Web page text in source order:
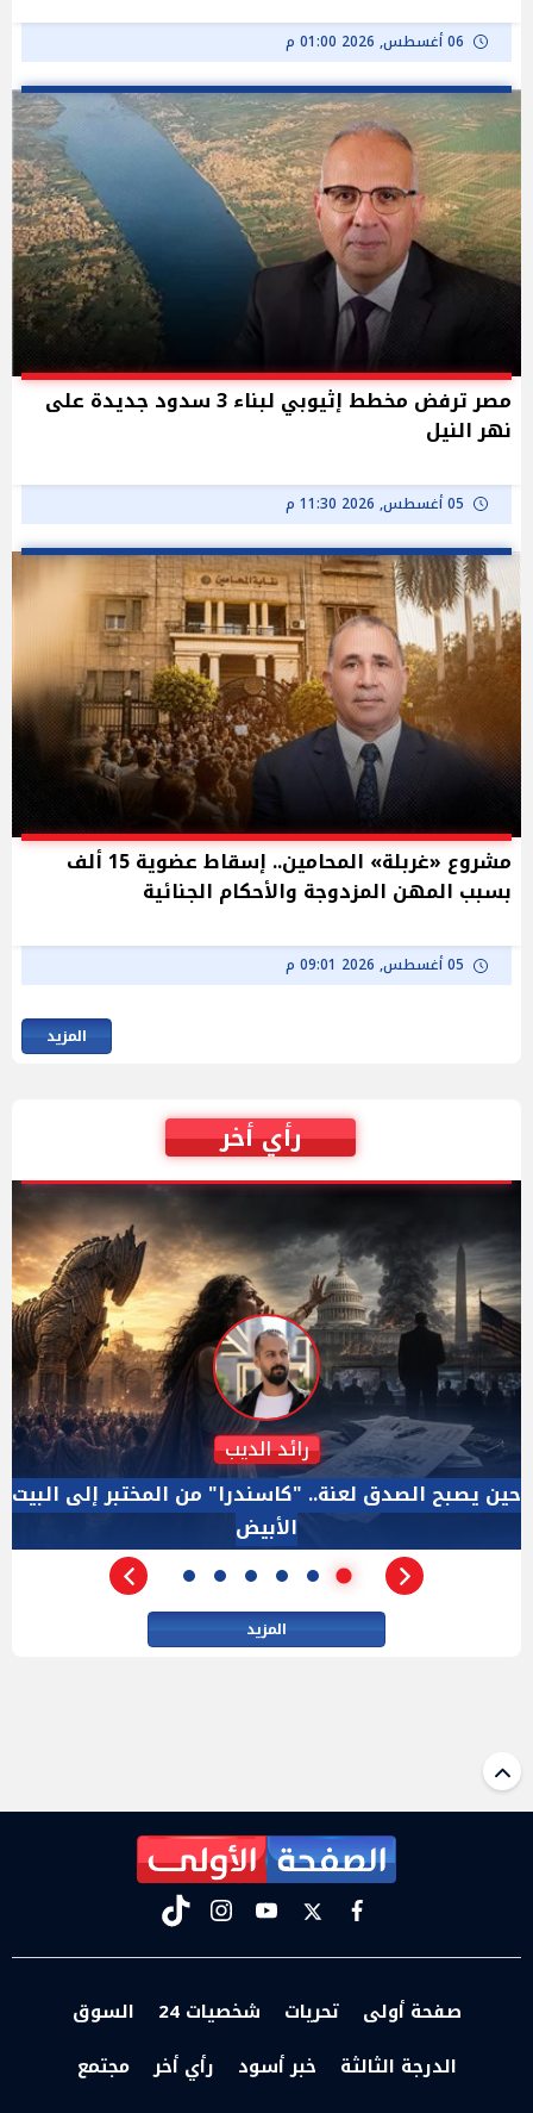
06 أغسطس, 2026 01:00 م
مصر ترفض مخطط إثيوبي لبناء 3 سدود جديدة على
نهر النيل
05 أغسطس, 2026 11:30 م
مشروع «غربلة» المحامين.. إسقاط عضوية 15 ألف
بسبب المهن المزدوجة والأحكام الجنائية
05 أغسطس, 2026 09:01 م
المزيد
رأي أخر
دكتور نزيه الحكيم
الإجازة البرلمانية ليست إجازة من الرقابة.. والسؤال ليس
الأداة الوحيده بعد فض الانعقاد
المزيد
facebook
twitter
youtube
instagram
tiktok
صفحة أولى تحريات شخصيات 24
السوق
الدرجة الثالثة
خبر أسود رأي أخر مجتمع